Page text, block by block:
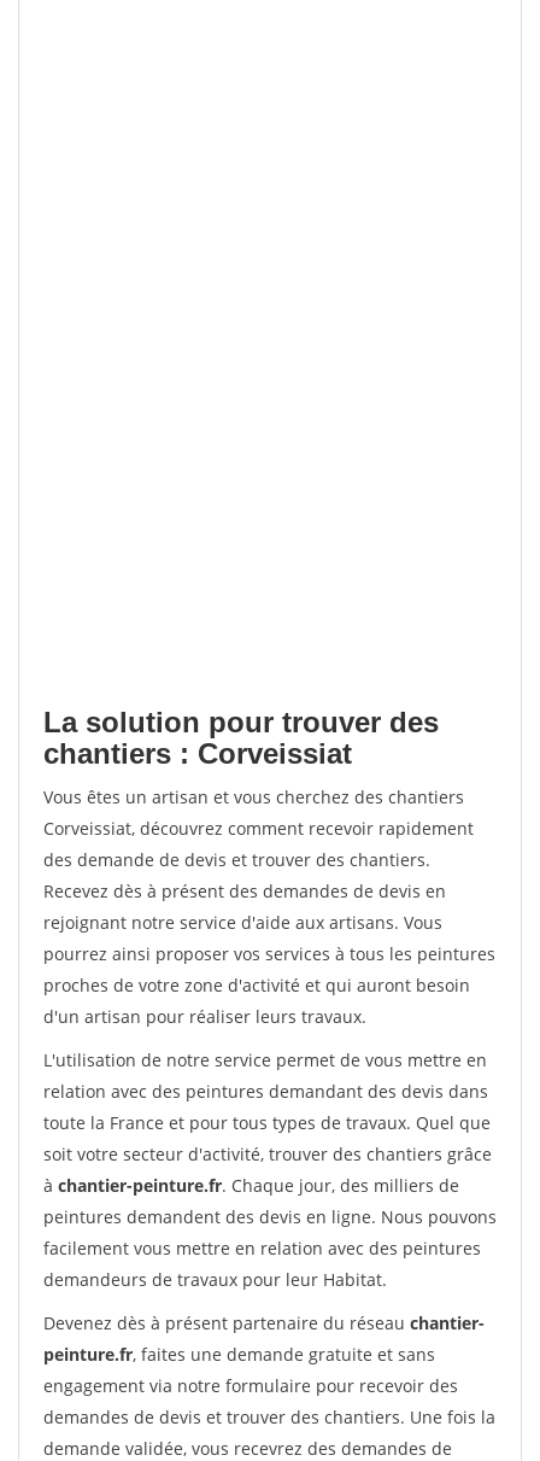
La solution pour trouver des
chantiers : Corveissiat
Vous êtes un artisan et vous cherchez des chantiers
Corveissiat, découvrez comment recevoir rapidement
des demande de devis et trouver des chantiers.
Recevez dès à présent des demandes de devis en
rejoignant notre service d'aide aux artisans. Vous
pourrez ainsi proposer vos services à tous les peintures
proches de votre zone d'activité et qui auront besoin
d'un artisan pour réaliser leurs travaux.
L'utilisation de notre service permet de vous mettre en
relation avec des peintures demandant des devis dans
toute la France et pour tous types de travaux. Quel que
soit votre secteur d'activité, trouver des chantiers grâce
à chantier-peinture.fr. Chaque jour, des milliers de
peintures demandent des devis en ligne. Nous pouvons
facilement vous mettre en relation avec des peintures
demandeurs de travaux pour leur Habitat.
Devenez dès à présent partenaire du réseau chantier-
peinture.fr, faites une demande gratuite et sans
engagement via notre formulaire pour recevoir des
demandes de devis et trouver des chantiers. Une fois la
demande validée, vous recevrez des demandes de